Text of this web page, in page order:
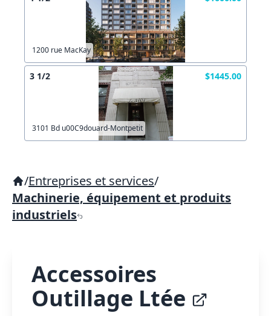
1200 rue MacKay
3 1/2 $1445.00
3101 Bd u00C9douard-Montpetit
/Entreprises et services/
Machinerie, équipement et produits
industriels
Accessoires
Outillage Ltée